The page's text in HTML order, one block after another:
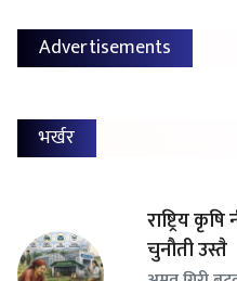
Advertisements
भर्खर
राष्ट्रिय
चुनौती उस्तै